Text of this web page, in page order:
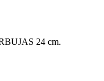
24 cm.